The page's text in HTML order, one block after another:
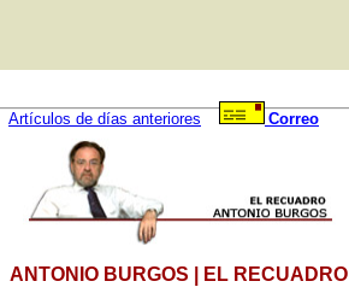
Artículos de días anteriores Correo
ANTONIO BURGOS | EL RECUADRO